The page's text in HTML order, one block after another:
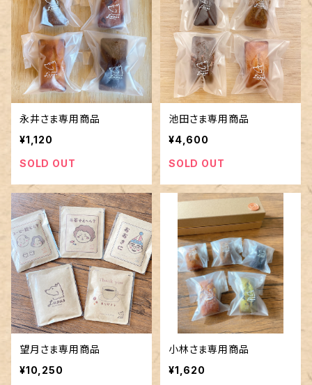
永井さま専用商品
¥1,120
SOLD OUT
池田さま専用商品
¥4,600
SOLD OUT
望月さま専用商品
¥10,250
小林さま専用商品
¥1,620